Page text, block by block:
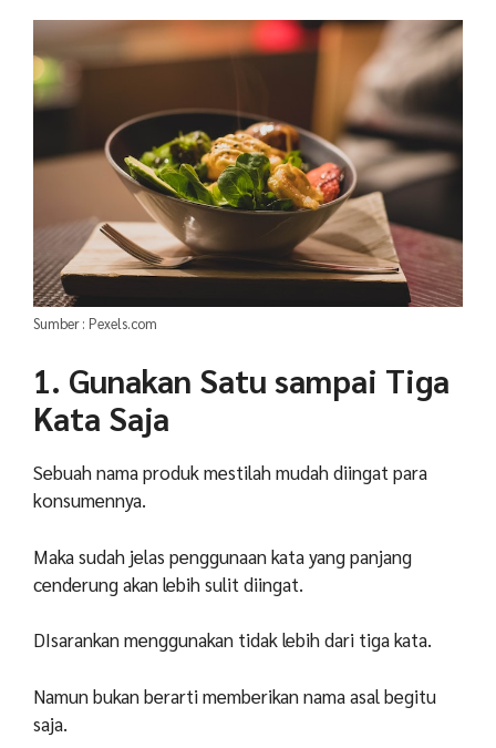
Sumber : Pexels.com
1. Gunakan Satu sampai Tiga
Kata Saja
Sebuah nama produk mestilah mudah diingat para
konsumennya.
Maka sudah jelas penggunaan kata yang panjang
cenderung akan lebih sulit diingat.
DIsarankan menggunakan tidak lebih dari tiga kata.
Namun bukan berarti memberikan nama asal begitu
saja.